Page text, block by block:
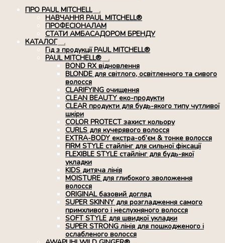
ПРО PAUL MITCHELL
Розгорнуте
вкладене
меню
НАВЧАННЯ PAUL MITCHELL®
ПРОФЕСІОНАЛАМ
СТАТИ АМБАСАДОРОМ БРЕНДУ
КАТАЛОГ
Розгорнуте
вкладене
меню
Гід з продукції PAUL MITCHELL®
PAUL MITCHELL®
Розгорнуте
вкладене
меню
BOND RX вiдновлення
BLONDE для світлого, освітленного та сивого
волосся
CLARIFYING очищення
CLEAN BEAUTY еко-продукти
CLEAR продукти для будь-якого типу чутливої
шкіри
COLOR PROTECT захист кольору
CURLS для кучерявого волосся
EXTRA-BODY екстра-об’єм & тонке волосся
FIRM STYLE стайлінг для сильної фіксації
FLEXIBLE STYLE стайлінг для будь-якої
укладки
KIDS дитяча лінія
MOISTURE для глибокого зволоження
волосся
ORIGINAL базовий догляд
SUPER SKINNY для розгладження самого
примхливого і неслухняного волосся
SOFT STYLE для швидкої укладки
SUPER STRONG лінія для пошкодженого і
ослабленого волосся